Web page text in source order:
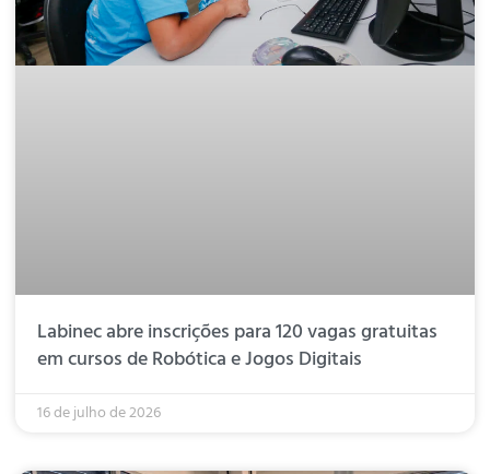
Labinec abre inscrições para 120 vagas gratuitas
em cursos de Robótica e Jogos Digitais
16 de julho de 2026